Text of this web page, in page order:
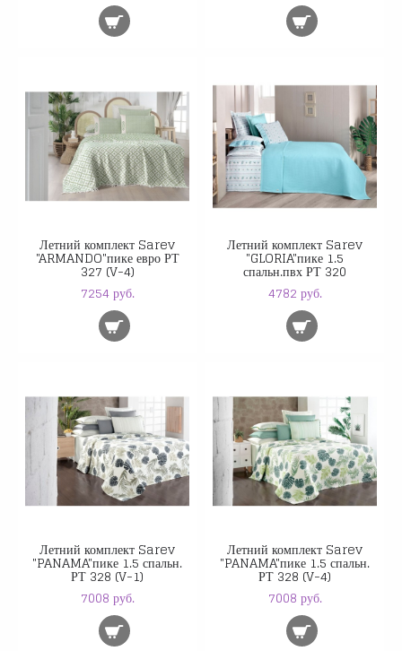
Летний комплект Sarev
"ARMANDO"пике евро РТ
327 (V-4)
7254 руб.
Летний комплект Sarev
"GLORIA"пике 1.5
спальн.пвх РТ 320
4782 руб.
Летний комплект Sarev
"PANAMA"пике 1.5 спальн.
РТ 328 (V-1)
7008 руб.
Летний комплект Sarev
"PANAMA"пике 1.5 спальн.
РТ 328 (V-4)
7008 руб.